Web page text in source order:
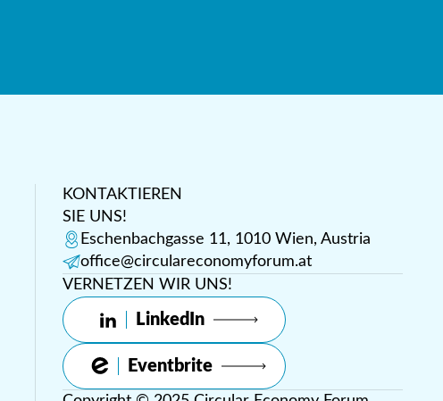
KONTAKTIEREN
SIE UNS!
Eschenbachgasse 11, 1010 Wien, Austria
office@circulareconomyforum.at
VERNETZEN WIR UNS!
LinkedIn
Eventbrite